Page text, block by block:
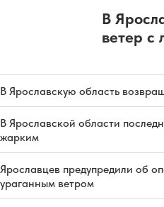
В
ветер с
В Ярославскую область
В Ярославской области
жарким
Ярославцев предупредили об
ураганным ветром